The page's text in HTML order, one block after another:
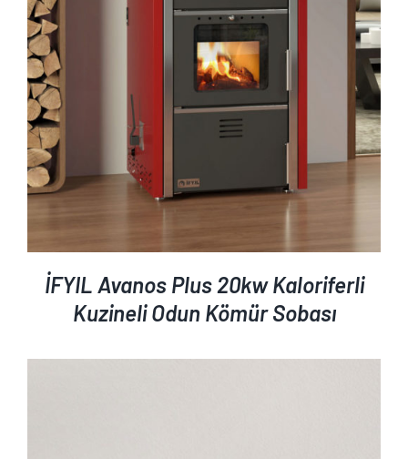
İFYIL Avanos Plus 20kw Kaloriferli
Kuzineli Odun Kömür Sobası